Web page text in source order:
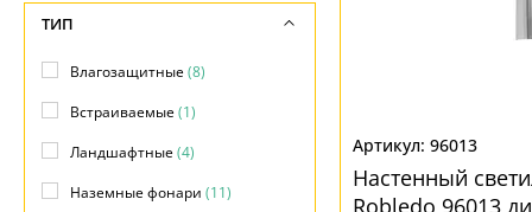
96013
Настенный
Robledo 96013
ТИП
Влагозащитные(8)
Встраиваемые(1)
Ландшафтные(4)
Наземные фонари (11)